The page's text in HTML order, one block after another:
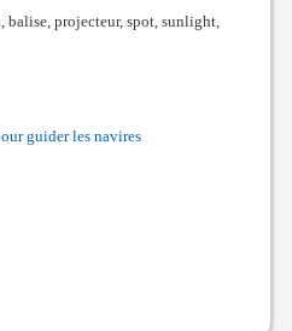
balise, projecteur, spot, sunlight,
guider les navires